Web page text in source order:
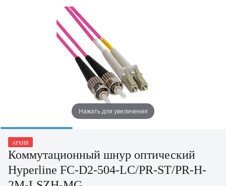
Нажать для увеличения
АРХИВ
Коммутационный шнур оптический
Hyperline FC-D2-504-LC/PR-ST/PR-H-